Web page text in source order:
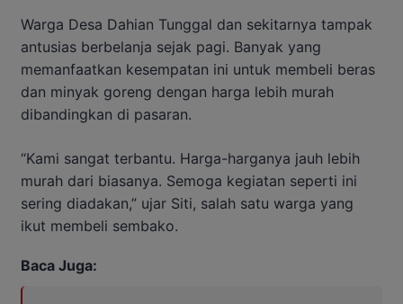
Warga Desa Dahian Tunggal dan sekitarnya tampak
antusias berbelanja sejak pagi. Banyak yang
memanfaatkan kesempatan ini untuk membeli beras
dan minyak goreng dengan harga lebih murah
dibandingkan di pasaran.
“Kami sangat terbantu. Harga-harganya jauh lebih
murah dari biasanya. Semoga kegiatan seperti ini
sering diadakan,” ujar Siti, salah satu warga yang
ikut membeli sembako.
Baca Juga: